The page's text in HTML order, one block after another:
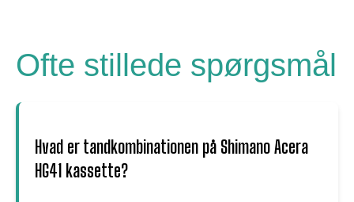
Ofte stillede spørgsmål
Hvad er tandkombinationen på Shimano Acera
HG41 kassette?